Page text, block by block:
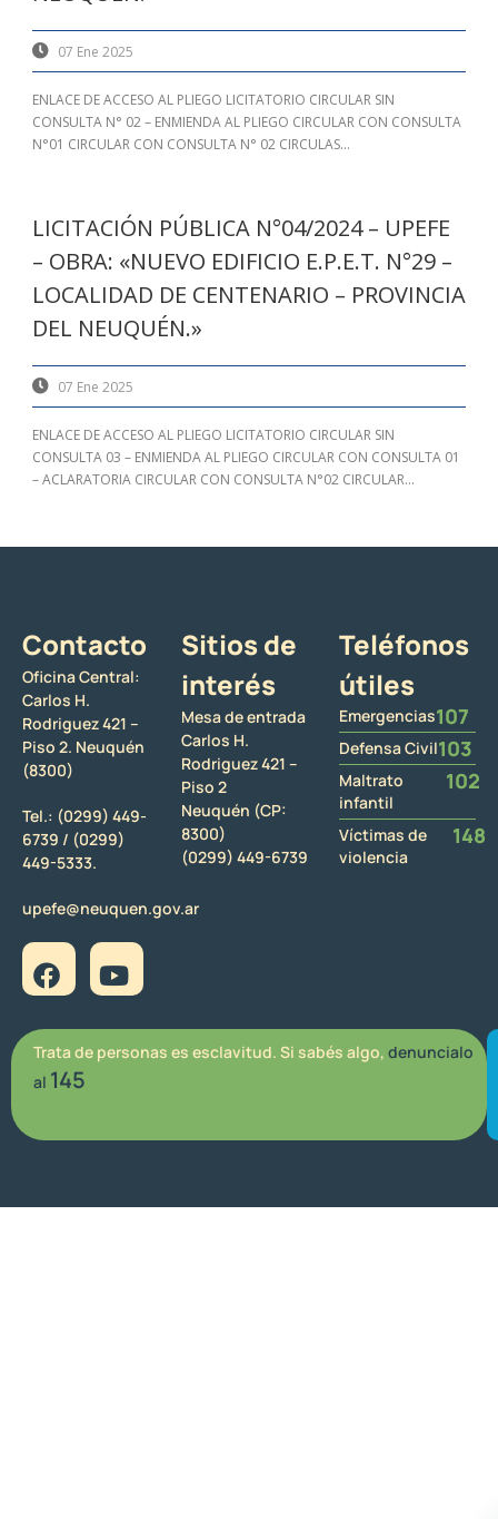
07 Ene 2025
ENLACE DE ACCESO AL PLIEGO LICITATORIO CIRCULAR SIN
CONSULTA N° 02 – ENMIENDA AL PLIEGO CIRCULAR CON CONSULTA
N°01 CIRCULAR CON CONSULTA N° 02 CIRCULAS...
LICITACIÓN PÚBLICA N°04/2024 – UPEFE
– OBRA: «NUEVO EDIFICIO E.P.E.T. N°29 –
LOCALIDAD DE CENTENARIO – PROVINCIA
DEL NEUQUÉN.»
07 Ene 2025
ENLACE DE ACCESO AL PLIEGO LICITATORIO CIRCULAR SIN
CONSULTA 03 – ENMIENDA AL PLIEGO CIRCULAR CON CONSULTA 01
– ACLARATORIA CIRCULAR CON CONSULTA N°02 CIRCULAR...
Contacto
Oficina Central:
Carlos H.
Rodriguez 421 –
Piso 2. Neuquén
(8300)
Tel.: (0299) 449-
6739 / (0299)
449-5333.
upefe@neuquen.gov.ar
Sitios de
interés
Mesa de entrada
Carlos H.
Rodriguez 421 –
Piso 2
Neuquén (CP:
8300)
(0299) 449-6739
Teléfonos
útiles
Emergencias107
Defensa Civil103
Maltrato
infantil
102
Víctimas de
violencia
148
Trata de personas es esclavitud. Si sabés algo, denuncialo
al 145